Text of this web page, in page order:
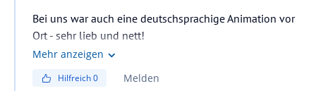
Bei uns war auch eine deutschsprachige Animation vor
Ort - sehr lieb und nett!
Mehr anzeigen
Hilfreich0 Melden